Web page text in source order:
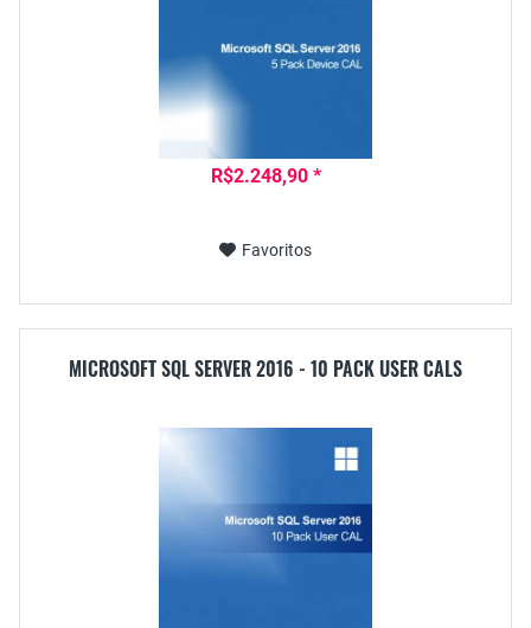
R$2.248,90 *
Favoritos
MICROSOFT SQL SERVER 2016 - 10 PACK USER CALS